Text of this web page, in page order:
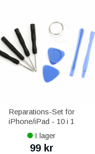
Reparations-Set för
iPhone/iPad - 10 i 1
I lager
99 kr